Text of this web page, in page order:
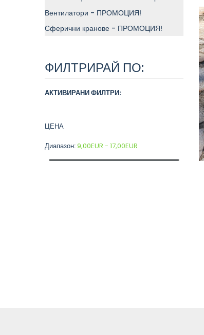
Вентилатори - ПРОМОЦИЯ!
Сферични кранове - ПРОМОЦИЯ!
ФИЛТРИРАЙ ПО:
АКТИВИРАНИ ФИЛТРИ:
ЦЕНА
Диапазон:9,00EUR - 17,00EUR